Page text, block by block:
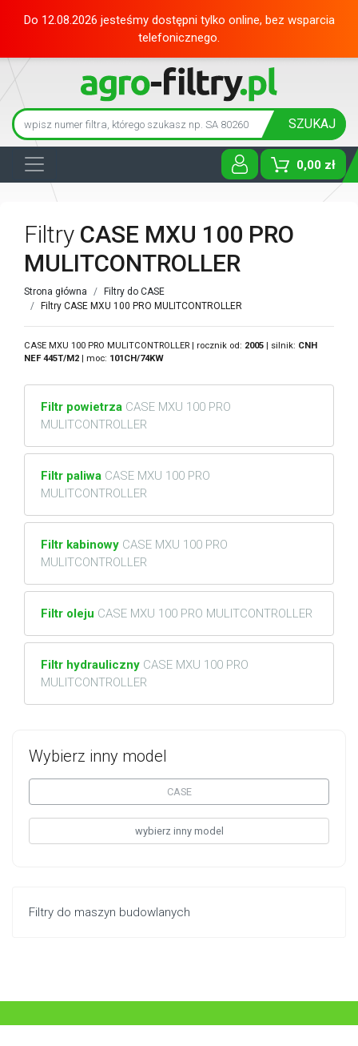
Do 12.08.2026 jesteśmy dostępni tylko online, bez wsparcia
telefonicznego.
SZUKAJ
0,00 zł
Toggle
Wybierz inny model
CASE
wybierz inny model
Filtry do maszyn budowlanych
Filtry CASE MXU 100 PRO
MULITCONTROLLER
Strona główna
Filtry do CASE
Filtry CASE MXU 100 PRO MULITCONTROLLER
CASE MXU 100 PRO MULITCONTROLLER | rocznik od: 2005 | silnik: CNH
NEF 445T/M2 | moc: 101CH/74KW
Filtr powietrza CASE MXU 100 PRO
MULITCONTROLLER
Filtr paliwa CASE MXU 100 PRO
MULITCONTROLLER
Filtr kabinowy CASE MXU 100 PRO
MULITCONTROLLER
Filtr oleju CASE MXU 100 PRO MULITCONTROLLER
Filtr hydrauliczny CASE MXU 100 PRO
MULITCONTROLLER